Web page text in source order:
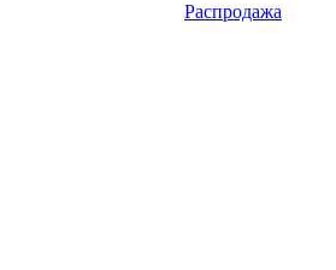
Распродажа